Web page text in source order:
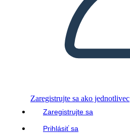
Zaregistrujte sa ako jednotlivec
Zaregistrujte sa
Prihlásiť sa